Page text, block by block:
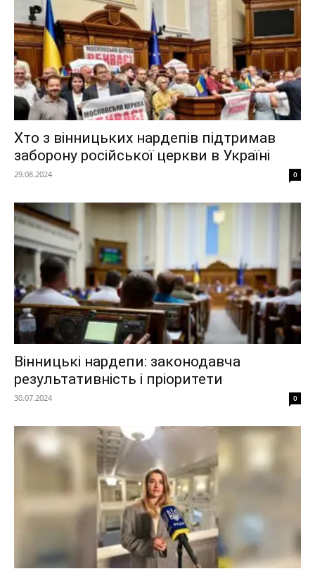
Хто з вінницьких нардепів підтримав
заборону російської церкви в Україні
29.08.2024 0
Вінницькі нардепи: законодавча
результативність і пріоритети
30.07.2024 0